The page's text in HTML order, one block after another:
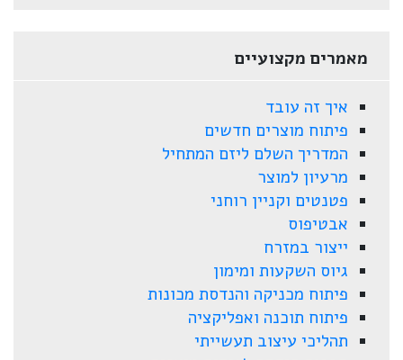
מאמרים מקצועיים
איך זה עובד
פיתוח מוצרים חדשים
המדריך השלם ליזם המתחיל
מרעיון למוצר
פטנטים וקניין רוחני
אבטיפוס
ייצור במזרח
גיוס השקעות ומימון
פיתוח מכניקה והנדסת מכונות
פיתוח תוכנה ואפליקציה
תהליכי עיצוב תעשייתי